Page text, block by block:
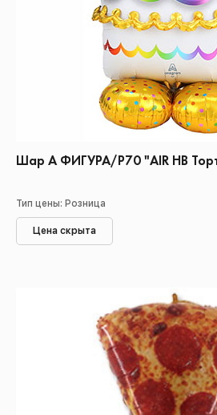
Шар А ФИГУРА/Р70 "AIR НВ
Тип цены: Розница
Цена скрыта